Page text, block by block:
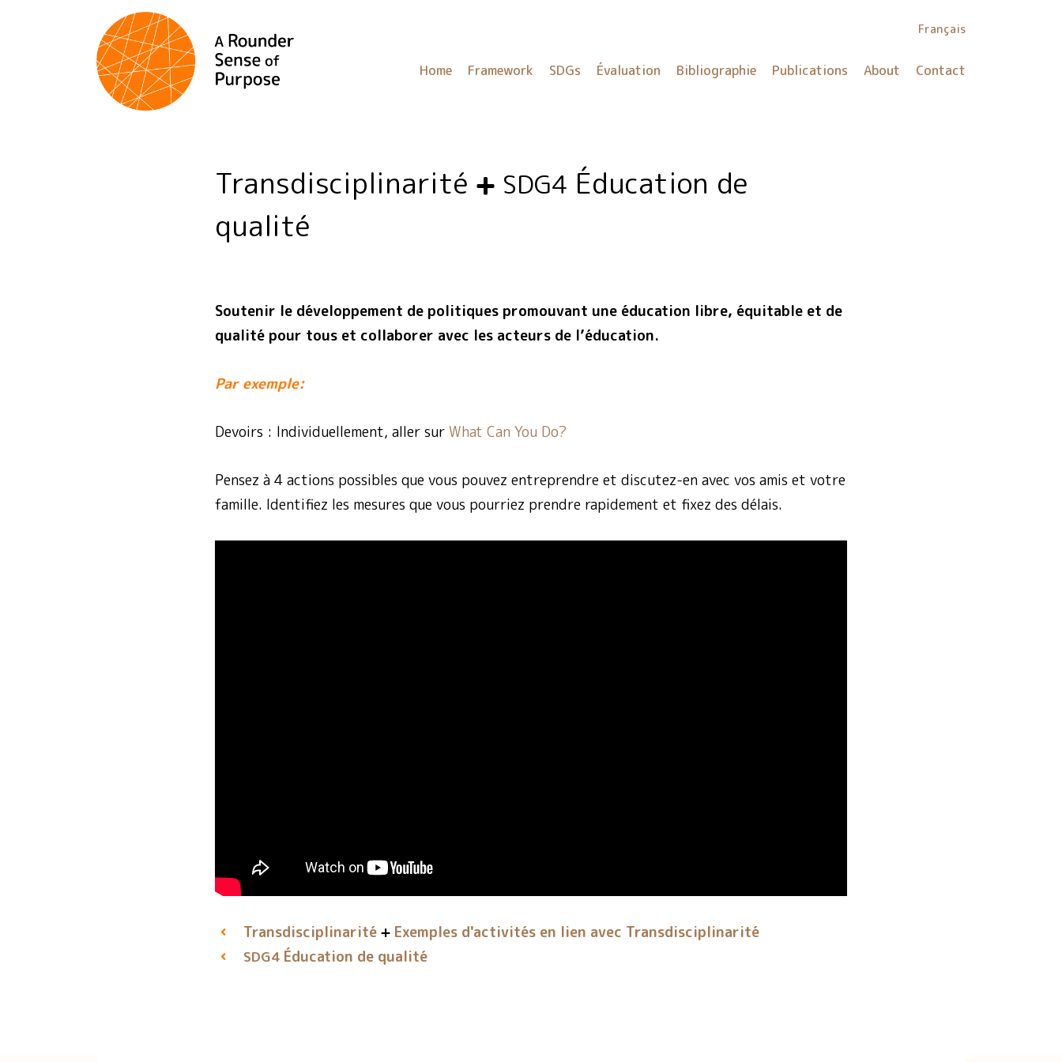
Français
Home Framework SDGs Évaluation Bibliographie Publications About Contact
Transdisciplinarité SDG4 Éducation de
qualité
Soutenir le développement de politiques promouvant une éducation libre, équitable et de
qualité pour tous et collaborer avec les acteurs de l’éducation.
Par exemple:
Devoirs : Individuellement, aller sur What Can You Do?
Pensez à 4 actions possibles que vous pouvez entreprendre et discutez-en avec vos amis et votre
famille. Identifiez les mesures que vous pourriez prendre rapidement et fixez des délais.
Transdisciplinarité Exemples d'activités en lien avec Transdisciplinarité
SDG4 Éducation de qualité